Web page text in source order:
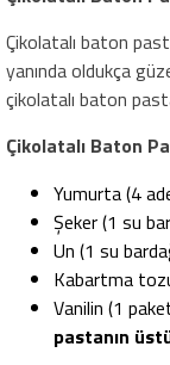
Çikolatalı baton
yanında oldukça
çikolatalı baton
Çikolatalı Baton
Yumurta (4
Şeker (1 su
Un (1 su
Kabartma
Vanilin (1
pastanın